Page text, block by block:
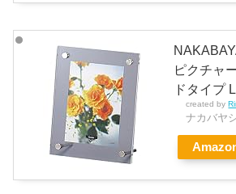
ピクチャ
ドタイプ
created by
ナカバヤ